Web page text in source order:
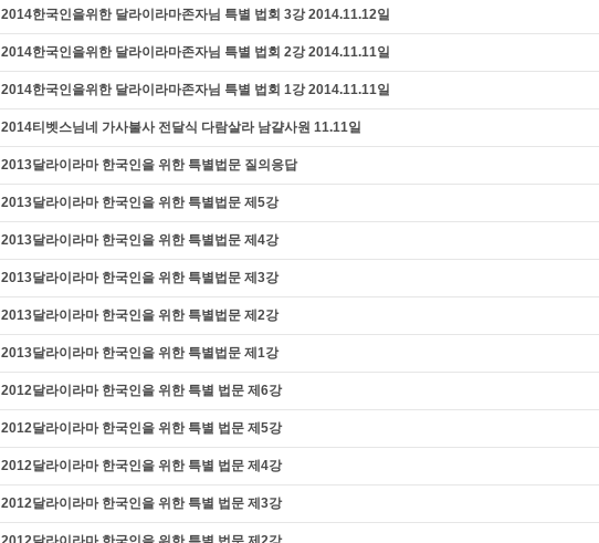
2014한국인을위한 달라이라마존자님 특별 법회 3강 2014.11.12일
2014한국인을위한 달라이라마존자님 특별 법회 2강 2014.11.11일
2014한국인을위한 달라이라마존자님 특별 법회 1강 2014.11.11일
2014티벳스님네 가사불사 전달식 다람살라 남걀사원 11.11일
2013달라이라마 한국인을 위한 특별법문 질의응답
2013달라이라마 한국인을 위한 특별법문 제5강
2013달라이라마 한국인을 위한 특별법문 제4강
2013달라이라마 한국인을 위한 특별법문 제3강
2013달라이라마 한국인을 위한 특별법문 제2강
2013달라이라마 한국인을 위한 특별법문 제1강
2012달라이라마 한국인을 위한 특별 법문 제6강
2012달라이라마 한국인을 위한 특별 법문 제5강
2012달라이라마 한국인을 위한 특별 법문 제4강
2012달라이라마 한국인을 위한 특별 법문 제3강